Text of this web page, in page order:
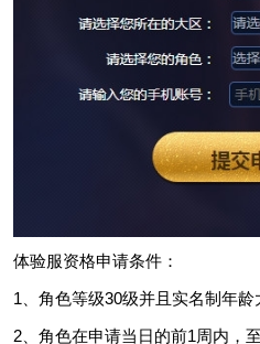
体验服资格申请条件：
1、角色等级30级并且实名制年龄
2、角色在申请当日的前1周内，